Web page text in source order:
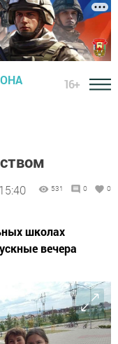
16+
531 0 0
школах
вечера